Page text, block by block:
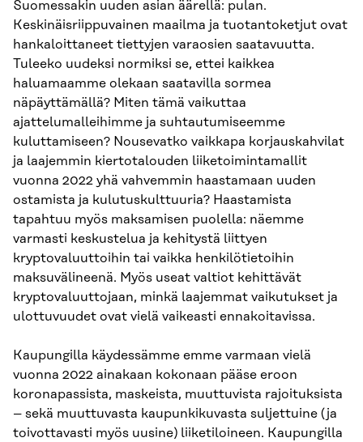
Suomessakin uuden asian äärellä: pulan.
Keskinäisriippuvainen maailma ja tuotantoketjut ovat
hankaloittaneet tiettyjen varaosien saatavuutta.
Tuleeko uudeksi normiksi se, ettei kaikkea
haluamaamme olekaan saatavilla sormea
näpäyttämällä? Miten tämä vaikuttaa
ajattelumalleihimme ja suhtautumiseemme
kuluttamiseen? Nousevatko vaikkapa korjauskahvilat
ja laajemmin kiertotalouden liiketoimintamallit
vuonna 2022 yhä vahvemmin haastamaan uuden
ostamista ja kulutuskulttuuria? Haastamista
tapahtuu myös maksamisen puolella: näemme
varmasti keskustelua ja kehitystä liittyen
kryptovaluuttoihin tai vaikka henkilötietoihin
maksuvälineenä. Myös useat valtiot kehittävät
kryptovaluuttojaan, minkä laajemmat vaikutukset ja
ulottuvuudet ovat vielä vaikeasti ennakoitavissa.
Kaupungilla käydessämme emme varmaan vielä
vuonna 2022 ainakaan kokonaan pääse eroon
koronapassista, maskeista, muuttuvista rajoituksista
– sekä muuttuvasta kaupunkikuvasta suljettuine (ja
toivottavasti myös uusine) liiketiloineen. Kaupungilla